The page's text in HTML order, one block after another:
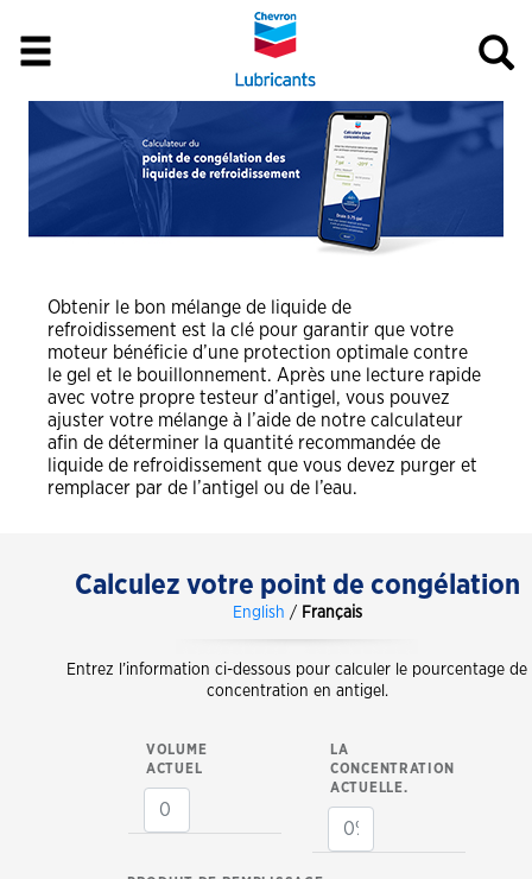
Obtenir le bon mélange de liquide de
refroidissement est la clé pour garantir que votre
moteur bénéficie d’une protection optimale contre
le gel et le bouillonnement. Après une lecture rapide
avec votre propre testeur d’antigel, vous pouvez
ajuster votre mélange à l’aide de notre calculateur
afin de déterminer la quantité recommandée de
liquide de refroidissement que vous devez purger et
remplacer par de l’antigel ou de l’eau.